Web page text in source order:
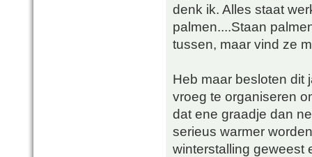
denk ik. Alles staat
palmen....Staan
tussen, maar vind ze
Heb maar besloten dit
vroeg te organiseren
dat ene graadje dan
serieus warmer
winterstalling geweest